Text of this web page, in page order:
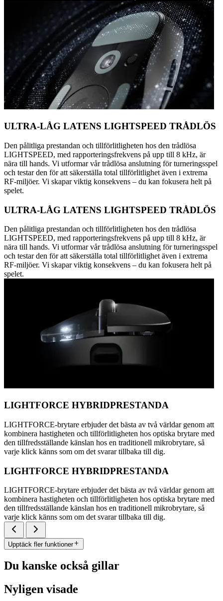
ULTRA-LÅG LATENS LIGHTSPEED TRÅDLÖS
Den pålitliga prestandan och tillförlitligheten hos den trådlösa
LIGHTSPEED, med rapporteringsfrekvens på upp till 8 kHz, är
nära till hands. Vi utformar vår trådlösa anslutning för turneringsspel
och testar den för att säkerställa total tillförlitlighet även i extrema
RF-miljöer. Vi skapar viktig konsekvens – du kan fokusera helt på
spelet.
ULTRA-LÅG LATENS LIGHTSPEED TRÅDLÖS
Den pålitliga prestandan och tillförlitligheten hos den trådlösa
LIGHTSPEED, med rapporteringsfrekvens på upp till 8 kHz, är
nära till hands. Vi utformar vår trådlösa anslutning för turneringsspel
och testar den för att säkerställa total tillförlitlighet även i extrema
RF-miljöer. Vi skapar viktig konsekvens – du kan fokusera helt på
spelet.
LIGHTFORCE HYBRIDPRESTANDA
LIGHTFORCE-brytare erbjuder det bästa av två världar genom att
kombinera hastigheten och tillförlitligheten hos optiska brytare med
den tillfredsställande känslan hos en traditionell mikrobrytare, så
varje klick känns som om det svarar tillbaka till dig.
LIGHTFORCE HYBRIDPRESTANDA
LIGHTFORCE-brytare erbjuder det bästa av två världar genom att
kombinera hastigheten och tillförlitligheten hos optiska brytare med
den tillfredsställande känslan hos en traditionell mikrobrytare, så
varje klick känns som om det svarar tillbaka till dig.
Upptäck fler funktioner
Du kanske också gillar
Nyligen visade